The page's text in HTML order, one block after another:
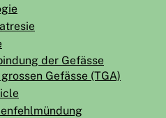
der Gefässe
Gefässe (TGA)